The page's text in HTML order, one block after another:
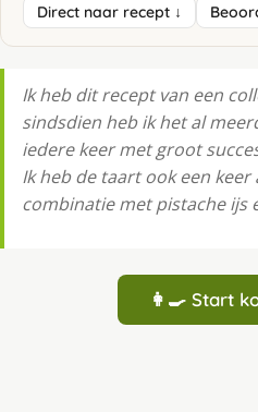
Direct naar recept ↓
Ik heb dit recept van een
sindsdien heb ik het al
iedere keer met groot
Ik heb de taart ook een
combinatie met pistache ijs
👩‍🍳 Start